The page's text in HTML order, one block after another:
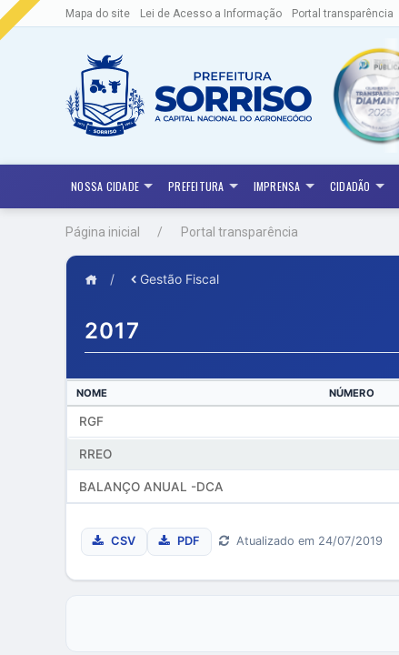
Mapa do site Lei de Acesso a Informação Portal transparência
NOSSA CIDADE PREFEITURA IMPRENSA CIDADÃO
Página inicial Portal transparência
/ Gestão Fiscal
2017
NOME NÚMERO
RGF
RREO
BALANÇO ANUAL -DCA
CSV PDF Atualizado em 24/07/2019